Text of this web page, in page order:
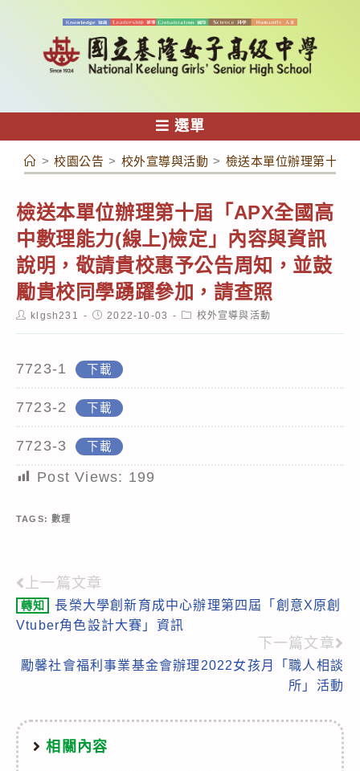
容
選單
> 校園公告 > 校外宣導與活動 > 檢送本單位辦理第十屆
檢送本單位辦理第十屆「APX全國高
中數理能力(線上)檢定」內容與資訊
說明，敬請貴校惠予公告周知，並鼓
勵貴校同學踴躍參加，請查照
Postklgsh231
Post2022-10-03
Post校外宣導與活動
7723-1 下載
7723-2 下載
7723-3 下載
Post Views: 199
TAGS:數理
Read
more
上一篇文章
轉知
長榮大學創新育成中心辦理第四屆「創意X原創
Vtuber角色設計大賽」資訊
下一篇文章
勵馨社會福利事業基金會辦理2022女孩月「職人相談
所」活動
相關內容